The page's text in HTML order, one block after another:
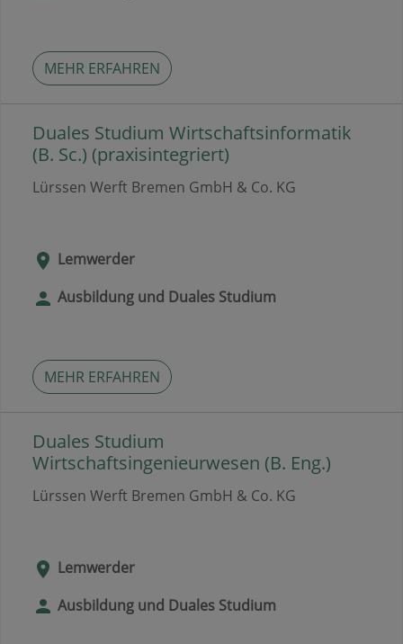
MEHR ERFAHREN
Duales Studium Wirtschaftsinformatik
(B. Sc.) (praxisintegriert)
Lürssen Werft Bremen GmbH & Co. KG
Lemwerder
Ausbildung und Duales Studium
MEHR ERFAHREN
Duales Studium
Wirtschaftsingenieurwesen (B. Eng.)
Lürssen Werft Bremen GmbH & Co. KG
Lemwerder
Ausbildung und Duales Studium